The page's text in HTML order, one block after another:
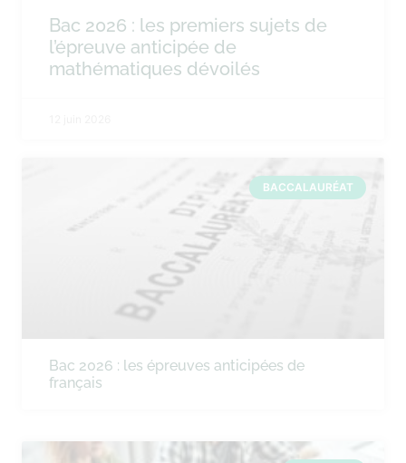
Bac 2026 : les premiers sujets de
l’épreuve anticipée de
mathématiques dévoilés
BACCALAURÉAT
Bac 2026 : les épreuves anticipées de
français